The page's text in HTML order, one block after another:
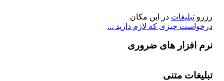
رزرو تبلیغات در این مکان
درخواست چیزی که لازم دارید ...
نرم افزار های ضروری
تبلیغات متنی